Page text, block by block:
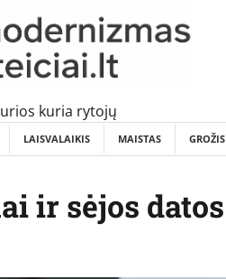
kuria rytojų
LAISVALAIKIS MAISTAS GROŽIS
ir sėjos datos